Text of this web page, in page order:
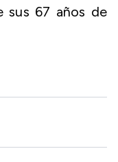
sus 67 años de